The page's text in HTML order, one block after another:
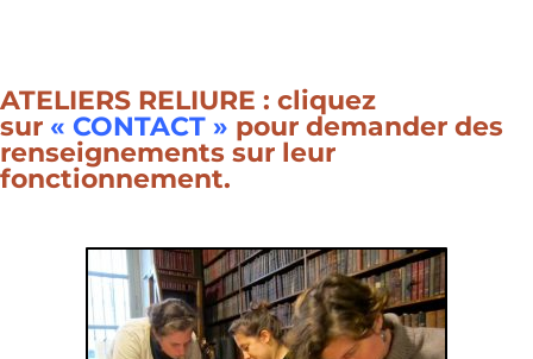
ATELIERS RELIURE : cliquez
sur « CONTACT » pour demander des
renseignements sur leur
fonctionnement.